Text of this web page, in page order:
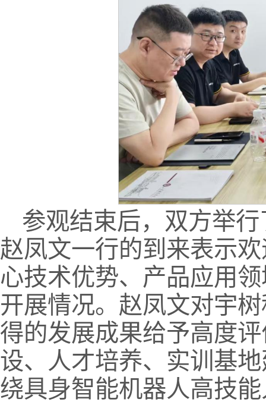
参观结束后，双方举
赵凤文一行的到来表示
心技术优势、产品应用
开展情况。赵凤文对宇
得的发展成果给予高度
设、人才培养、实训基
绕具身智能机器人高技